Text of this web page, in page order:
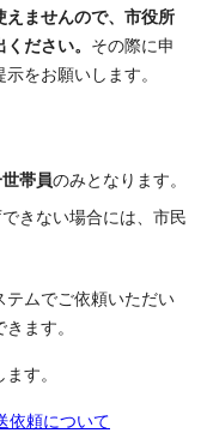
えませんので、市役所
ださい。 その際に申
をお願いします。
帯員のみとなります。
きない場合には、市民
テムでご依頼いただい
ます。
す。
依頼について